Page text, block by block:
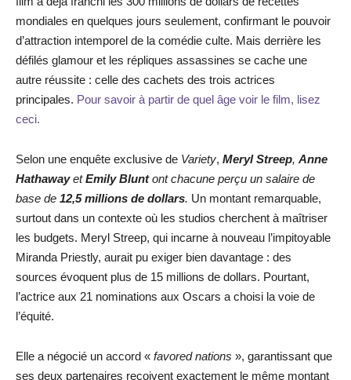
mondiales en quelques jours seulement, confirmant le pouvoir
d’attraction intemporel de la comédie culte. Mais derrière les
défilés glamour et les répliques assassines se cache une
autre réussite : celle des cachets des trois actrices
principales. Pour savoir à partir de quel âge voir le film, lisez
ceci.
Selon une enquête exclusive de Variety, Meryl Streep, Anne
HathawayetEmily Bluntont chacune perçu un salaire de
base de 12,5 millions de dollars. Un montant remarquable,
surtout dans un contexte où les studios cherchent à maîtriser
les budgets. Meryl Streep, qui incarne à nouveau l’impitoyable
Miranda Priestly, aurait pu exiger bien davantage : des
sources évoquent plus de 15 millions de dollars. Pourtant,
l’actrice aux 21 nominations aux Oscars a choisi la voie de
l’équité.
Elle a négocié un accord « favored nations », garantissant que
ses deux partenaires reçoivent exactement le même montant